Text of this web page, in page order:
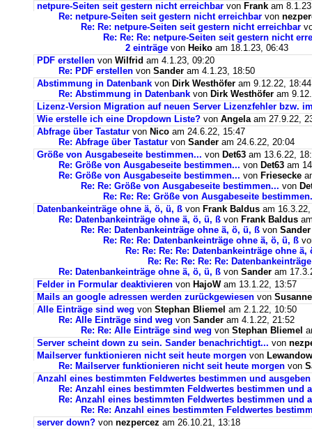
netpure-Seiten seit gestern nicht erreichbar von Frank am
Re: netpure-Seiten seit gestern nicht erreichbar von
Re: Re: netpure-Seiten seit gestern nicht erreichbar
Re: Re: Re: netpure-Seiten seit gestern nicht
2 einträge von Heiko am 18.1.23, 06:43
PDF erstellen von Wilfrid am 4.1.23, 09:20
Re: PDF erstellen von Sander am 4.1.23, 18:50
Abstimmung in Datenbank von Dirk Westhöfer am 9.12.22, 18:44
Re: Abstimmung in Datenbank von Dirk Westhöfer am
Lizenz-Version Migration auf neuen Server Lizenzfehler bzw.
Wie erstelle ich eine Dropdown Liste? von Angela am 27.9.22,
Abfrage über Tastatur von Nico am 24.6.22, 15:47
Re: Abfrage über Tastatur von Sander am 24.6.22, 20:04
Größe von Ausgabeseite bestimmen... von Det63 am 13.6.22,
Re: Größe von Ausgabeseite bestimmen... von Det63 am
Re: Größe von Ausgabeseite bestimmen... von Friesecke
Re: Re: Größe von Ausgabeseite bestimmen... von
Re: Re: Re: Größe von Ausgabeseite
Datenbankeinträge ohne ä, ö, ü, ß von Frank Baldus am
Re: Datenbankeinträge ohne ä, ö, ü, ß von Frank Baldus
Re: Re: Datenbankeinträge ohne ä, ö, ü, ß von Sander
Re: Re: Re: Datenbankeinträge ohne ä, ö, ü, ß
Re: Re: Re: Re: Datenbankeinträge ohne ä,
Re: Re: Re: Re: Re:
Re: Datenbankeinträge ohne ä, ö, ü, ß von Sander am
Felder in Formular deaktivieren von HajoWam 13.1.22, 13:57
Mails an google adressen werden zurückgewiesen von Susanne
Alle Einträge sind weg von Stephan Bliemel am 2.1.22, 10:50
Re: Alle Einträge sind weg von Sander am 4.1.22, 21:52
Re: Re: Alle Einträge sind weg von Stephan Bliemel
Server scheint down zu sein. Sander benachrichtigt... von
Mailserver funktionieren nicht seit heute morgen von
Re: Mailserver funktionieren nicht seit heute morgen von
Anzahl eines bestimmten Feldwertes bestimmen und ausgeben
Re: Anzahl eines bestimmten Feldwertes bestimmen und
Re: Anzahl eines bestimmten Feldwertes bestimmen und
Re: Re: Anzahl eines bestimmten Feldwertes
server down? von nezpercez am 26.10.21, 13:18